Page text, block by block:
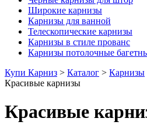
Широкие карнизы
Карнизы для ванной
Телескопические карнизы
Карнизы в стиле прованс
Карнизы потолочные
Купи Карниз > Каталог > Карнизы
Красивые карнизы
Красивые